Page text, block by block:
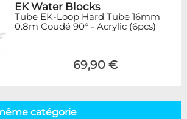
EK Water Blocks
Tube EK-Loop Hard Tube 16mm
0.8m Coudé 90° - Acrylic (6pcs)
69,90 €
catégorie